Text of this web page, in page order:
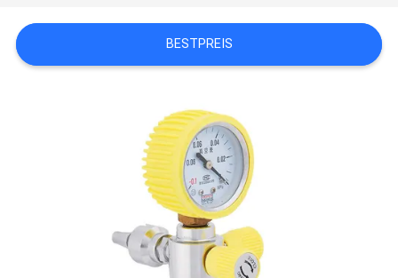
EIN
ZITAT
BESTPREIS